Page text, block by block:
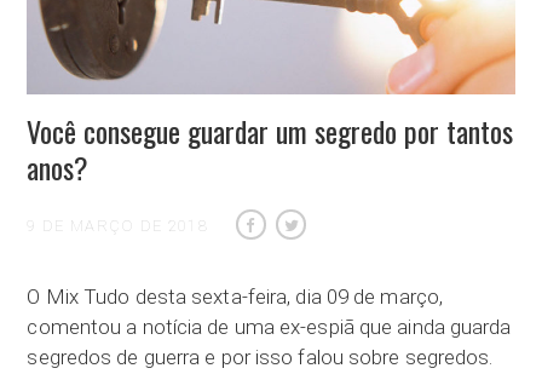
Você consegue guardar um segredo por tantos
anos?
9 DE MARÇO DE 2018
O Mix Tudo desta sexta-feira, dia 09 de março,
comentou a notícia de uma ex-espiã que ainda guarda
segredos de guerra e por isso falou sobre segredos.